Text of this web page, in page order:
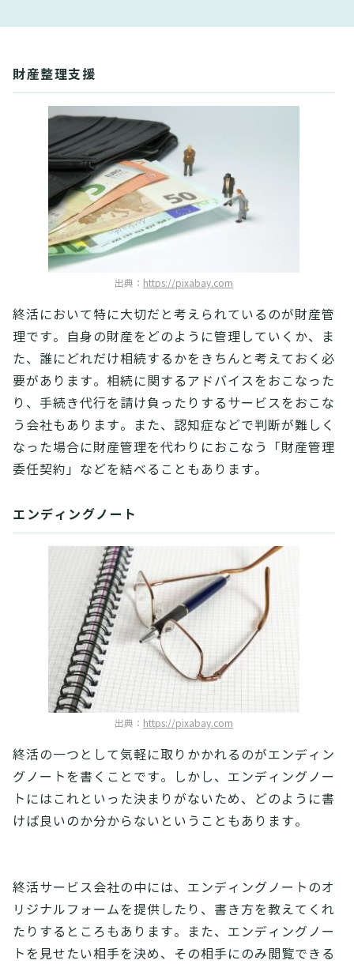
財産整理支援
出典： https://pixabay.com
終活において特に大切だと考えられているのが財産管
理です。自身の財産をどのように管理していくか、ま
た、誰にどれだけ相続するかをきちんと考えておく必
要があります。相続に関するアドバイスをおこなった
り、手続き代行を請け負ったりするサービスをおこな
う会社もあります。また、認知症などで判断が難しく
なった場合に財産管理を代わりにおこなう「財産管理
委任契約」などを結べることもあります。
エンディングノート
出典： https://pixabay.com
終活の一つとして気軽に取りかかれるのがエンディン
グノートを書くことです。しかし、エンディングノー
トにはこれといった決まりがないため、どのように書
けば良いのか分からないということもあります。
終活サービス会社の中には、エンディングノートのオ
リジナルフォームを提供したり、書き方を教えてくれ
たりするところもあります。また、エンディングノー
トを見せたい相手を決め、その相手にのみ閲覧できる